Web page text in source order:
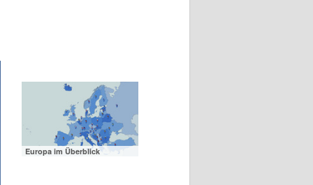
Europa im Überblick